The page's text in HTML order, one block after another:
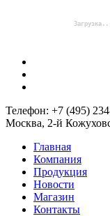
Телефон: +7 (495)
Москва, 2-й
Главная
Компания
Продукция
Новости
Магазин
Контакты